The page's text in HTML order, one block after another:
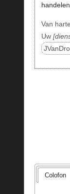
handelen.
Van
Uw
Colofon